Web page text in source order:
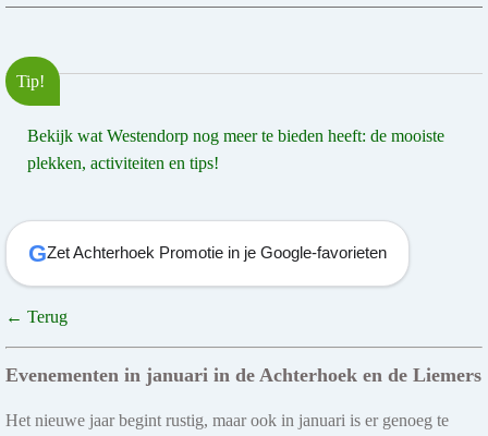
Tip!
Bekijk wat Westendorp nog meer te bieden heeft: de mooiste
plekken, activiteiten en tips!
GZet Achterhoek Promotie in je Google-favorieten
← Terug
Evenementen in januari in de Achterhoek en de Liemers
Het nieuwe jaar begint rustig, maar ook in januari is er genoeg te